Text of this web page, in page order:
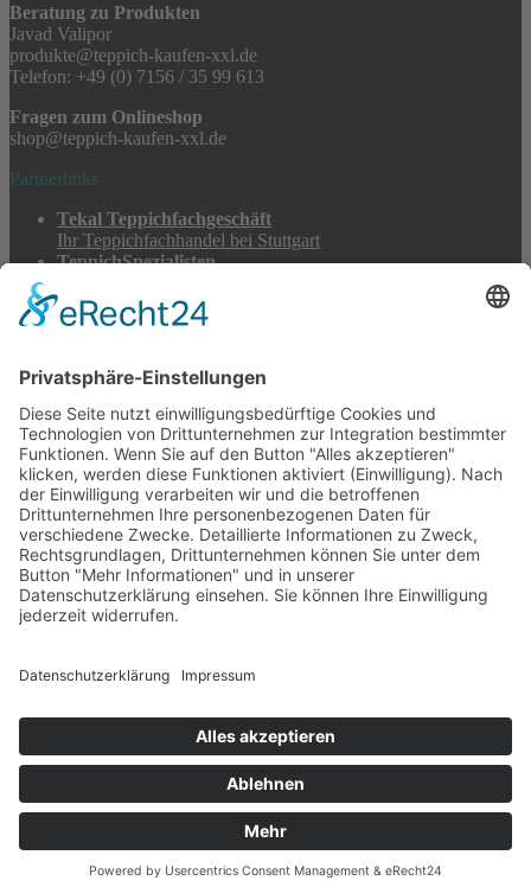
Beratung zu Produkten
Javad Valipor
produkte@teppich-kaufen-xxl.de
Telefon: +49 (0) 7156 / 35 99 613
Fragen zum Onlineshop
shop@teppich-kaufen-xxl.de
Partnerlinks
Tekal Teppichfachgeschäft
Ihr Teppichfachhandel bei Stuttgart
TeppichSpezialisten
Stadtmühle Waldenbuch
Mühlenprodukte, Säfte, Tiernahrung & Züchterbedarf
Pyrotechnik online bestellen
© 2017-2026 ·Tekal – Textile Lebensqualität| Einzelstücke mit
Charakter – Exklusive moderne Teppiche und handverlesene
Orientteppiche
Alle Preise inkl. der gesetzlichen MwSt. · Die durchgestrichenen Preise
entsprechen, sofern nicht anders angegeben, den bisherigen Preisen in
unserem Shop.
Cookie-Einstellungen
Warenkorb 0
Großteppich Nepal Modern mit Bordüre B-Ware
Dunkelgrün ca. 200 x 290 cm 629,99€